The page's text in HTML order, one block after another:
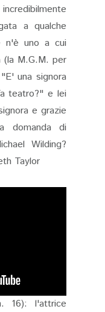
a qualche
n'è uno a cui
(la M.G.M. per
una signora
teatro?" e lei
e grazie
domanda di
Wilding?
Taylor
16): l'attrice